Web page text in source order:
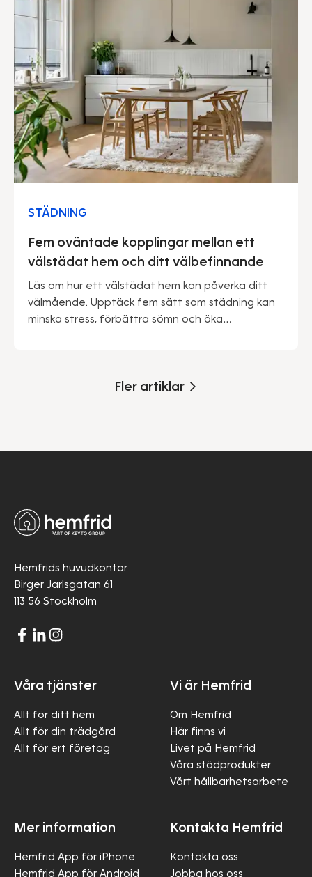
STÄDNING
Fem oväntade kopplingar mellan ett
välstädat hem och ditt välbefinnande
Läs om hur ett välstädat hem kan påverka ditt
välmående. Upptäck fem sätt som städning kan
minska stress, förbättra sömn och öka
Fler artiklar
Hemfrids huvudkontor
Birger Jarlsgatan 61
113 56 Stockholm
Våra tjänster
Allt för ditt hem
Allt för din trädgård
Allt för ert företag
Vi är Hemfrid
Om Hemfrid
Här finns vi
Livet på Hemfrid
Våra städprodukter
Vårt hållbarhetsarbete
Mer information
Hemfrid App för iPhone
Hemfrid App för Android
Kontakta Hemfrid
Kontakta oss
Jobba hos oss